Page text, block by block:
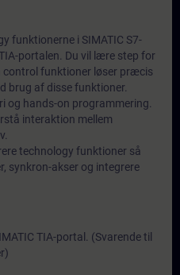
funktionerne i SIMATIC S7-
portalen. Du vil lære step for
control funktioner løser præcis
brug af disse funktioner.
og hands-on programmering.
interaktion mellem
technology funktioner så
synkron-akser og integrere
TIA-portal. (Svarende til